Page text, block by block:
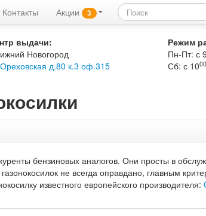
Контакты Акции 3
выдачи:
Новогород
д.80 к.3 оф.315
Режим
Пн-Пт: с 9
Сб: с 1000
бензиновых аналогов. Они просты в
не всегда оправдано, главным
известного европейского производителя: